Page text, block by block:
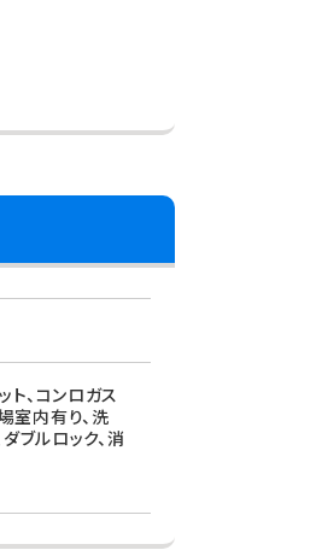
ト、コンロガス
室内有り、洗
ブルロック、消